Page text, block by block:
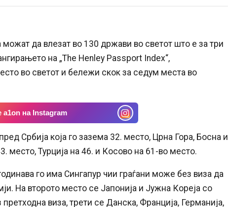
можат да влезат во 130 држави во светот што е за три
на „The Henley Passport Index“,
во светот и бележи скок за седум места во
a1on на Instagram
Србија која го зазема 32. место, Црна Гора, Босна и
место, Турција на 46. и Косово на 61-во место.
го има Сингапур чии граѓани може без виза да
На второто место се Јапонија и Јужна Кореја со
виза, трети се Данска, Франција, Германија,